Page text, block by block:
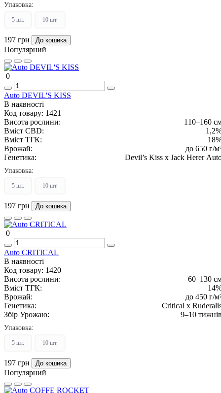
Упаковка:
5 шт. 10 шт.
197 грн До кошика
Популярний
0
Auto DEVIL'S KISS
В наявності
Код товару: 1421
Висота рослини:
110–160
Вміст CBD:
Вміст ТГК:
Врожай:
до 650 г/
Генетика:
Devil’s Kiss x Jack Herer
Упаковка:
5 шт. 10 шт.
197 грн До кошика
0
Auto CRITICAL
В наявності
Код товару: 1420
Висота рослини:
60–130
Вміст ТГК:
Врожай:
до 450 г/
Генетика:
Critical x
Збір Урожаю:
9–10
Упаковка:
5 шт. 10 шт.
197 грн До кошика
Популярний